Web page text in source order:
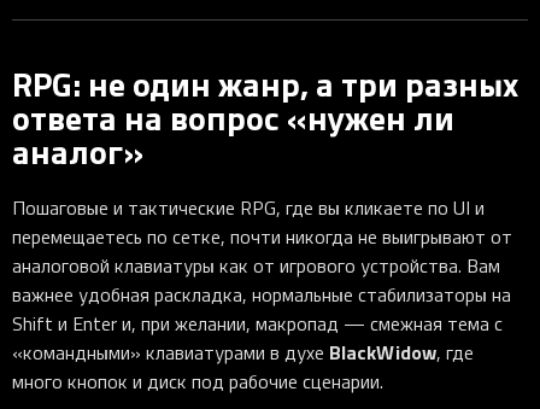
RPG: не один жанр, а три разных
ответа на вопрос «нужен ли
аналог»
Пошаговые и тактические RPG, где вы кликаете по UI и
перемещаетесь по сетке, почти никогда не выигрывают от
аналоговой клавиатуры как от игрового устройства. Вам
важнее удобная раскладка, нормальные стабилизаторы на
Shift и Enter и, при желании, макропад — смежная тема с
«командными» клавиатурами в духе BlackWidow, где
много кнопок и диск под рабочие сценарии.